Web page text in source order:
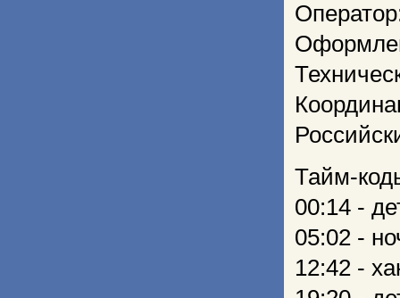
Тайм-
00:14 -
05:02 -
12:42 -